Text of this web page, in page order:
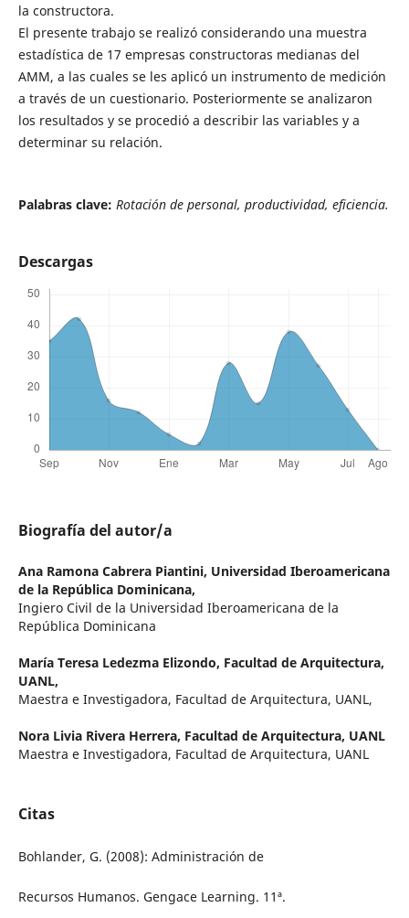
la constructora.
El presente trabajo se realizó considerando una muestra
estadística de 17 empresas constructoras medianas del
AMM, a las cuales se les aplicó un instrumento de medición
a través de un cuestionario. Posteriormente se analizaron
los resultados y se procedió a describir las variables y a
determinar su relación.
Palabras clave: Rotación de personal, productividad, eficiencia.
Descargas
Biografía del autor/a
Ana Ramona Cabrera Piantini, Universidad Iberoamericana
de la República Dominicana,
Ingiero Civil de la Universidad Iberoamericana de la
República Dominicana
María Teresa Ledezma Elizondo, Facultad de Arquitectura,
UANL,
Maestra e Investigadora, Facultad de Arquitectura, UANL,
Nora Livia Rivera Herrera, Facultad de Arquitectura, UANL
Maestra e Investigadora, Facultad de Arquitectura, UANL
Citas
Bohlander, G. (2008): Administración de
Recursos Humanos. Gengace Learning. 11ª.